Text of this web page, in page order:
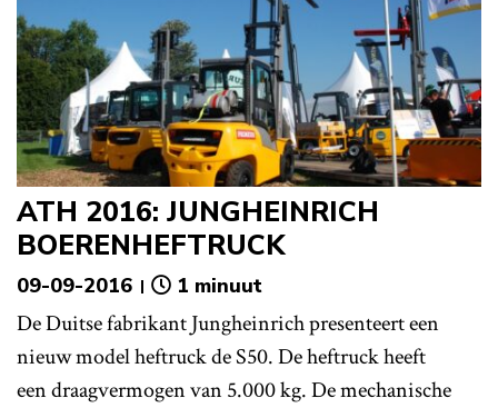
ATH 2016: JUNGHEINRICH
BOERENHEFTRUCK
09-09-2016 1 minuut
De Duitse fabrikant Jungheinrich presenteert een
nieuw model heftruck de S50. De heftruck heeft
een draagvermogen van 5.000 kg. De mechanische